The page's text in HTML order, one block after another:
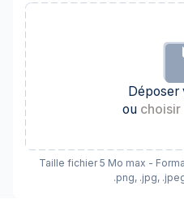
Déposer
ou choisir
Taille fichier 5 Mo max -
.png, .jpg,